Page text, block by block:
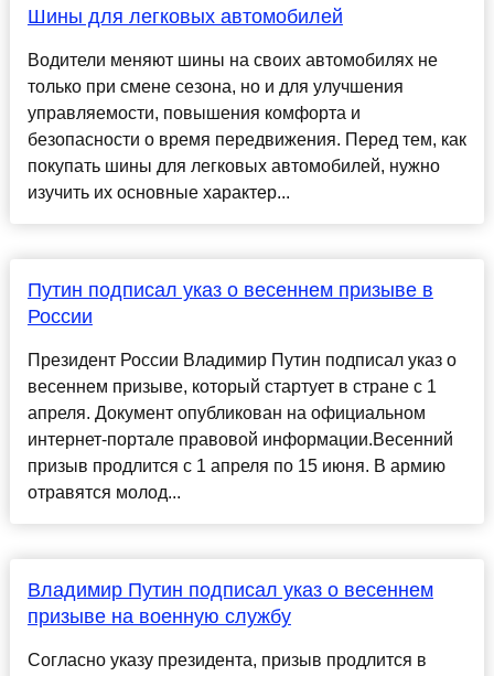
Шины для легковых автомобилей
Водители меняют шины на своих автомобилях не
только при смене сезона, но и для улучшения
управляемости, повышения комфорта и
безопасности о время передвижения. Перед тем, как
покупать шины для легковых автомобилей, нужно
изучить их основные характер...
Путин подписал указ о весеннем призыве в
России
Президент России Владимир Путин подписал указ о
весеннем призыве, который стартует в стране с 1
апреля. Документ опубликован на официальном
интернет-портале правовой информации.Весенний
призыв продлится с 1 апреля по 15 июня. В армию
отравятся молод...
Владимир Путин подписал указ о весеннем
призыве на военную службу
Согласно указу президента, призыв продлится в